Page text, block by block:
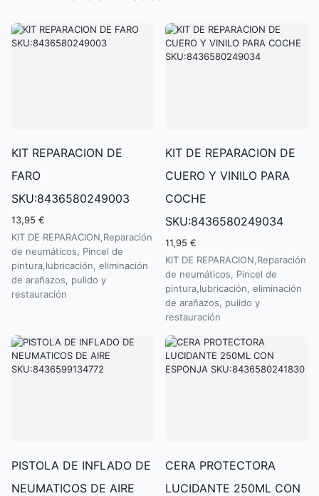
KIT REPARACION DE
FARO
SKU:8436580249003
13,95 €
KIT DE REPARACION,Reparación
de neumáticos, Pincel de
pintura,lubricación, eliminación
de arañazos, pulido y
restauración
KIT DE REPARACION DE
CUERO Y VINILO PARA
COCHE
SKU:8436580249034
11,95 €
KIT DE REPARACION,Reparación
de neumáticos, Pincel de
pintura,lubricación, eliminación
de arañazos, pulido y
restauración
PISTOLA DE INFLADO DE
NEUMATICOS DE AIRE
CERA PROTECTORA
LUCIDANTE 250ML CON